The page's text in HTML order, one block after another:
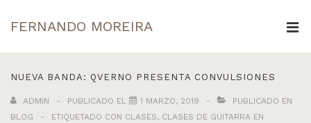
Saltar
al
contenido
principal
FERNANDO MOREIRA
NUEVA BANDA: QVERNO PRESENTA CONVULSIONES
ADMIN PUBLICADO EL 1 MARZO, 2019
PUBLICADO EN
BLOG
ETIQUETADO CON CLASES, CLASES DE GUITARRA EN